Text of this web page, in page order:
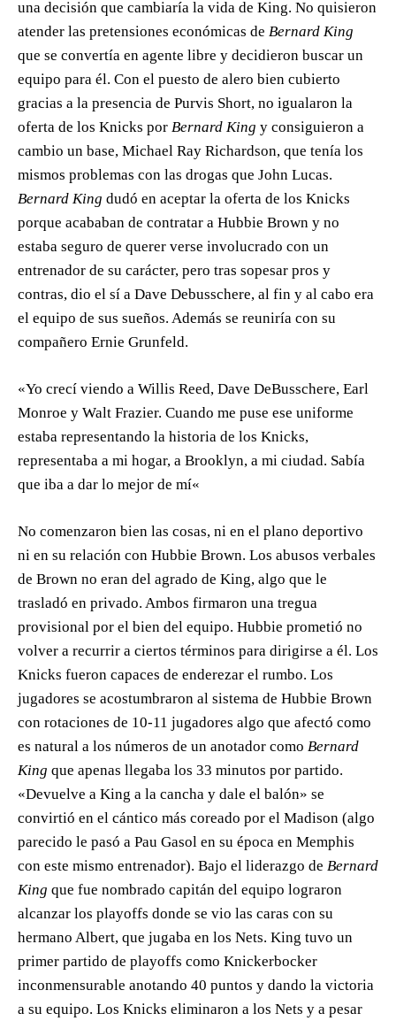
una decisión que cambiaría la vida de King. No quisieron
atender las pretensiones económicas de Bernard King
que se convertía en agente libre y decidieron buscar un
equipo para él. Con el puesto de alero bien cubierto
gracias a la presencia de Purvis Short, no igualaron la
oferta de los Knicks por Bernard King y consiguieron a
cambio un base, Michael Ray Richardson, que tenía los
mismos problemas con las drogas que John Lucas.
Bernard King dudó en aceptar la oferta de los Knicks
porque acababan de contratar a Hubbie Brown y no
estaba seguro de querer verse involucrado con un
entrenador de su carácter, pero tras sopesar pros y
contras, dio el sí a Dave Debusschere, al fin y al cabo era
el equipo de sus sueños. Además se reuniría con su
compañero Ernie Grunfeld.
«Yo crecí viendo a Willis Reed, Dave DeBusschere, Earl
Monroe y Walt Frazier. Cuando me puse ese uniforme
estaba representando la historia de los Knicks,
representaba a mi hogar, a Brooklyn, a mi ciudad. Sabía
que iba a dar lo mejor de mí«
No comenzaron bien las cosas, ni en el plano deportivo
ni en su relación con Hubbie Brown. Los abusos verbales
de Brown no eran del agrado de King, algo que le
trasladó en privado. Ambos firmaron una tregua
provisional por el bien del equipo. Hubbie prometió no
volver a recurrir a ciertos términos para dirigirse a él. Los
Knicks fueron capaces de enderezar el rumbo. Los
jugadores se acostumbraron al sistema de Hubbie Brown
con rotaciones de 10-11 jugadores algo que afectó como
es natural a los números de un anotador como Bernard
King que apenas llegaba los 33 minutos por partido.
«Devuelve a King a la cancha y dale el balón» se
convirtió en el cántico más coreado por el Madison (algo
parecido le pasó a Pau Gasol en su época en Memphis
con este mismo entrenador). Bajo el liderazgo de Bernard
King que fue nombrado capitán del equipo lograron
alcanzar los playoffs donde se vio las caras con su
hermano Albert, que jugaba en los Nets. King tuvo un
primer partido de playoffs como Knickerbocker
inconmensurable anotando 40 puntos y dando la victoria
a su equipo. Los Knicks eliminaron a los Nets y a pesar